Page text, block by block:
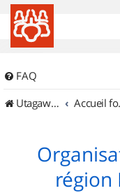
FAQ
UtagawaVTT (Randos VTT et VTTAE avec traces GPS)
région